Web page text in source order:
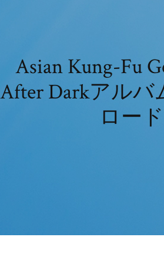
Asian Kung-Fu
After Darkアル
ロード